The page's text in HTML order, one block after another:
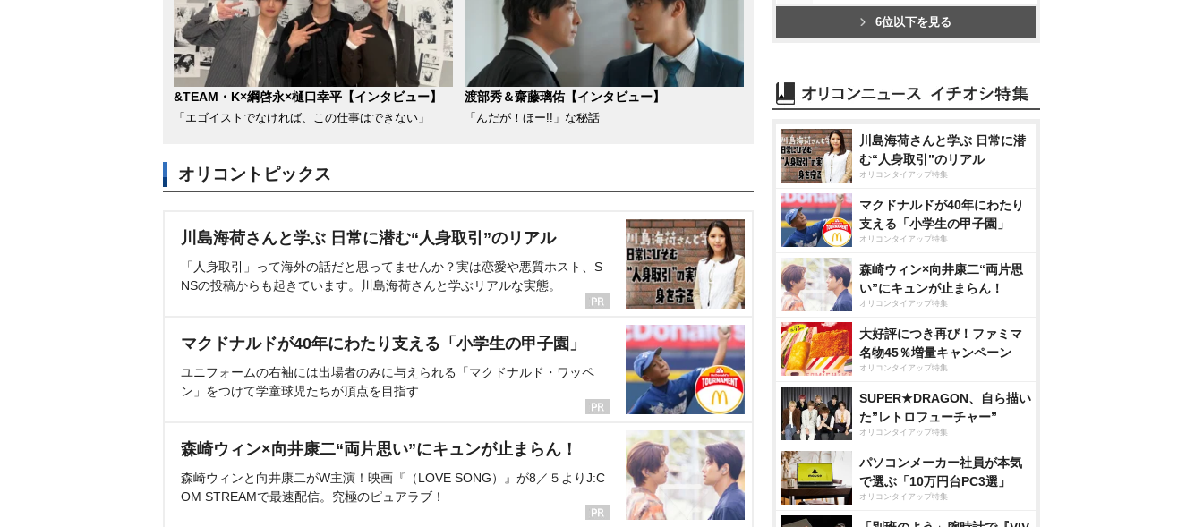
&TEAM・K×綱啓永×樋口幸平【インタビュー】
「エゴイストでなければ、この仕事はできない」
渡部秀＆齋藤璃佑【インタビュー】
「んだが！ほー!!」な秘話
オリコントピックス
川島海荷さんと学ぶ 日常に潜む“人身取引”のリアル
「人身取引」って海外の話だと思ってませんか？実は恋愛や悪質ホスト、S
NSの投稿からも起きています。川島海荷さんと学ぶリアルな実態。
マクドナルドが40年にわたり支える「小学生の甲子園」
ユニフォームの右袖には出場者のみに与えられる「マクドナルド・ワッペ
ン」をつけて学童球児たちが頂点を目指す
森崎ウィン×向井康二“両片思い”にキュンが止まらん！
森崎ウィンと向井康二がW主演！映画『（LOVE SONG）』が8／５よりJ:C
OM STREAMで最速配信。究極のピュアラブ！
6位以下を見る
川島海荷さんと学ぶ 日常に潜
む“人身取引”のリアル
オリコンタイアップ特集
マクドナルドが40年にわたり
支える「小学生の甲子園」
オリコンタイアップ特集
森崎ウィン×向井康二“両片思
い”にキュンが止まらん！
オリコンタイアップ特集
大好評につき再び！ファミマ
名物45％増量キャンペーン
オリコンタイアップ特集
SUPER★DRAGON、自ら描い
た”レトロフューチャー”
オリコンタイアップ特集
パソコンメーカー社員が本気
で選ぶ「10万円台PC3選」
オリコンタイアップ特集